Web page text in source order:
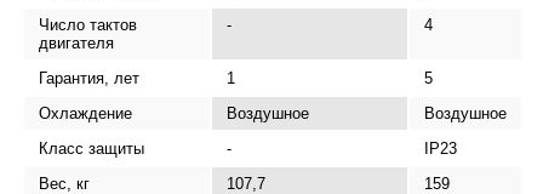
Число тактов
двигателя
- 4
Гарантия, лет 1
5
Охлаждение
Воздушное
Воздушное
Класс защиты
-
IP23
Вес, кг
107,7
159